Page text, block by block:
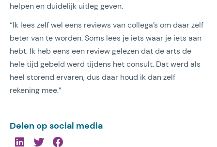
helpen en duidelijk uitleg geven.
“Ik lees zelf wel eens reviews van collega’s om daar zelf
beter van te worden. Soms lees je iets waar je iets aan
hebt. Ik heb eens een review gelezen dat de arts de
hele tijd gebeld werd tijdens het consult. Dat werd als
heel storend ervaren, dus daar houd ik dan zelf
rekening mee.”
Delen op social media